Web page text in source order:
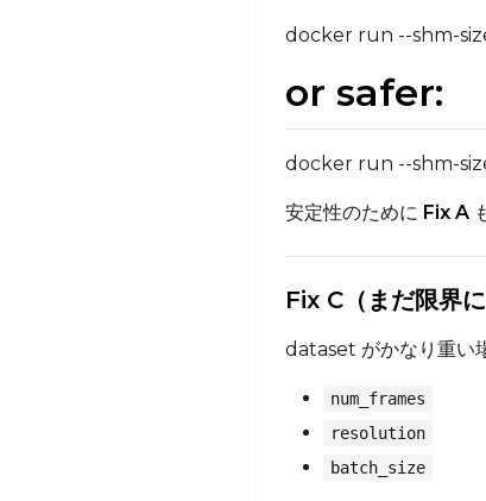
docker run --shm-
or safer:
docker run --shm-
安定性のために Fix A
Fix C（まだ限界
dataset がかなり重い
num_frames
resolution
batch_size